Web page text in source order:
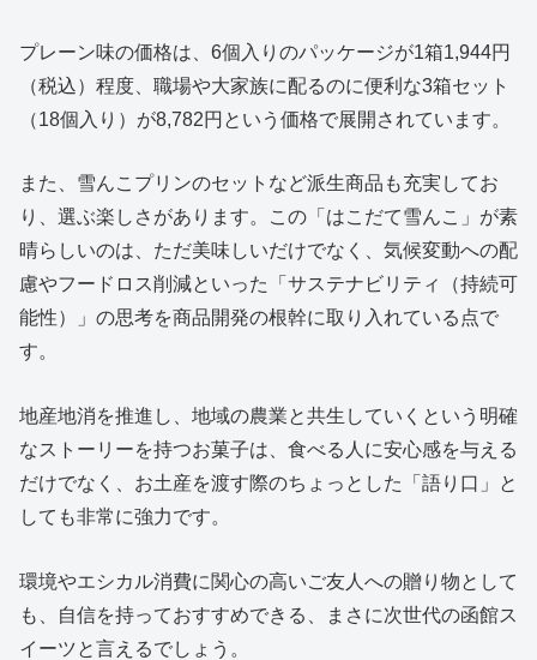
プレーン味の価格は、6個入りのパッケージが1箱1,944円
（税込）程度、職場や大家族に配るのに便利な3箱セット
（18個入り）が8,782円という価格で展開されています。
また、雪んこプリンのセットなど派生商品も充実してお
り、選ぶ楽しさがあります。この「はこだて雪んこ」が素
晴らしいのは、ただ美味しいだけでなく、気候変動への配
慮やフードロス削減といった「サステナビリティ（持続可
能性）」の思考を商品開発の根幹に取り入れている点で
す。
地産地消を推進し、地域の農業と共生していくという明確
なストーリーを持つお菓子は、食べる人に安心感を与える
だけでなく、お土産を渡す際のちょっとした「語り口」と
しても非常に強力です。
環境やエシカル消費に関心の高いご友人への贈り物として
も、自信を持っておすすめできる、まさに次世代の函館ス
イーツと言えるでしょう。